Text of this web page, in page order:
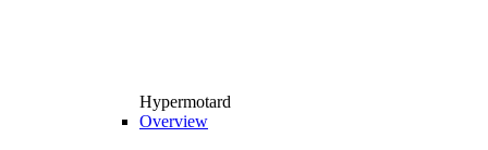
Hypermotard
Overview